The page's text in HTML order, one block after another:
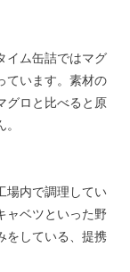
イム缶詰ではマグ
ています。素材の
グロと比べると原
場内で調理してい
ャベツといった野
をしている、提携